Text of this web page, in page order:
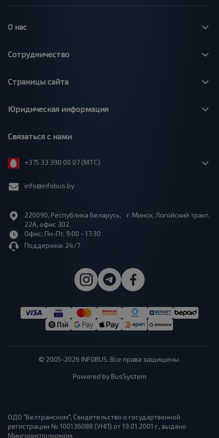
О нас
Сотрудничество
Страницы сайта
Юридическая информация
Связаться с нами
+375 33 390 00 07 (МТС)
info@infobus.by
220090, Республика Беларусь, г. Минск, Логойский тракт,
22А, офис 302.
Офис: Пн-Пт, 9:00 - 17:30
Поддержка: 24/7
© 2005-2026 INFOBUS. Все права защищены.
Powered by BusSystem
ОДО "Белтранском", Свидетельство о государтвенной
регистрации № 100136088 (УНП) от 19.01.2001 г., выдано
Мингорисполкомом.